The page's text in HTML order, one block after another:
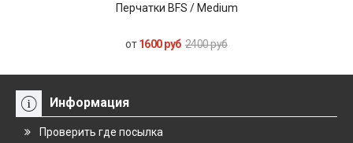
Перчатки BFS / Medium
от1600 руб 2400 руб
Информация
Проверить где посылка